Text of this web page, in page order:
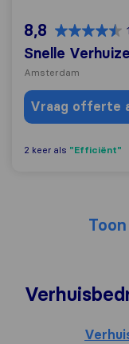
8,8
Snelle
Amsterdam
Vraag offerte
2 keer als "Efficiënt"